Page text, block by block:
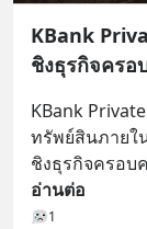
KBank
ชิงธุรกิจครอ
KBank
ทรัพย์สินภายใ
ชิงธุรกิจครอบ
อ่านต่อ
1